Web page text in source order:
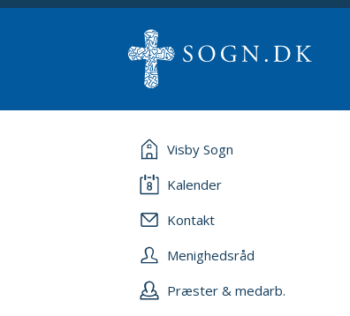
Visby Sogn
Kalender
Kontakt
Menighedsråd
Præster & medarb.